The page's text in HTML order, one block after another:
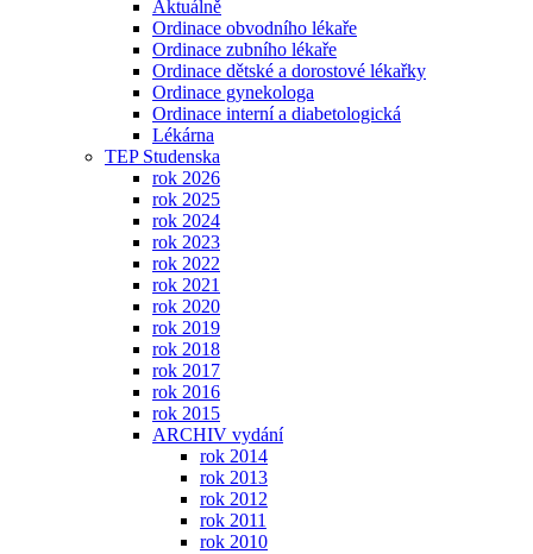
Aktuálně
Ordinace obvodního lékaře
Ordinace zubního lékaře
Ordinace dětské a dorostové lékařky
Ordinace gynekologa
Ordinace interní a diabetologická
Lékárna
TEP Studenska
rok 2026
rok 2025
rok 2024
rok 2023
rok 2022
rok 2021
rok 2020
rok 2019
rok 2018
rok 2017
rok 2016
rok 2015
ARCHIV vydání
rok 2014
rok 2013
rok 2012
rok 2011
rok 2010